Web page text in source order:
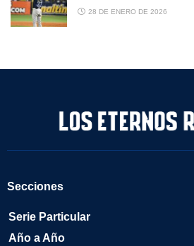
28 DE ENERO DE 2026
Secciones
Serie Particular
Año a Año